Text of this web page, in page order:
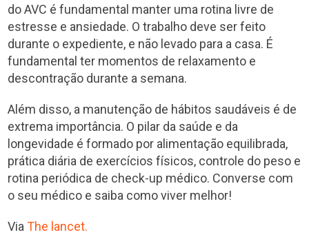
do AVC é fundamental manter uma rotina livre de
estresse e ansiedade. O trabalho deve ser feito
durante o expediente, e não levado para a casa. É
fundamental ter momentos de relaxamento e
descontração durante a semana.
Além disso, a manutenção de hábitos saudáveis é de
extrema importância. O pilar da saúde e da
longevidade é formado por alimentação equilibrada,
prática diária de exercícios físicos, controle do peso e
rotina periódica de check-up médico. Converse com
o seu médico e saiba como viver melhor!
ViaThe lancet.